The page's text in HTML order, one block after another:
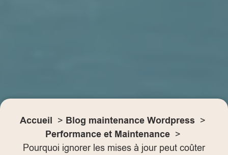
Accueil
Blog maintenance Wordpress
Performance et Maintenance
Pourquoi ignorer les mises à jour peut coûter